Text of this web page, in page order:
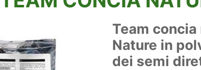
Team
Nature in
dei semi